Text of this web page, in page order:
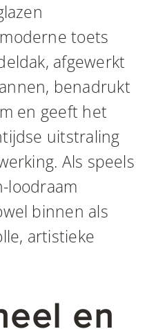
toets
afgewerkt
benadrukt
en geeft het
uitstraling
Als speels
loodraam
binnen als
artistieke
en